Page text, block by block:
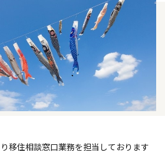
移住相談窓口業務を担当しております